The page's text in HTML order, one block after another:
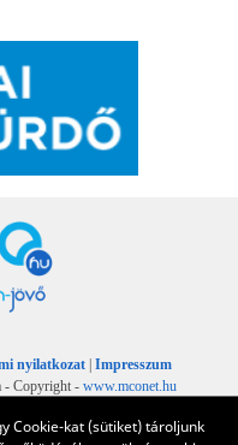
Cookie-kat (sütiket) tároljunk
nyilatkozat
Impresszum
- Copyright - www.mconet.hu